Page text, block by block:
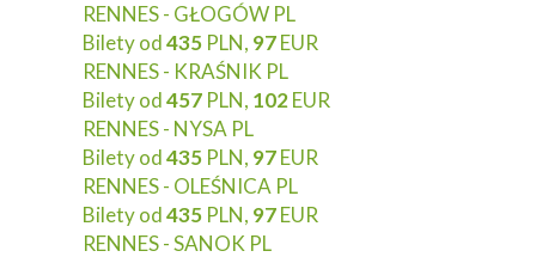
RENNES - GŁOGÓW PL
Bilety od435 PLN, 97EUR
RENNES - KRAŚNIK PL
Bilety od457 PLN, 102EUR
RENNES - NYSA PL
Bilety od435 PLN, 97EUR
RENNES - OLEŚNICA PL
Bilety od435 PLN, 97EUR
RENNES - SANOK PL